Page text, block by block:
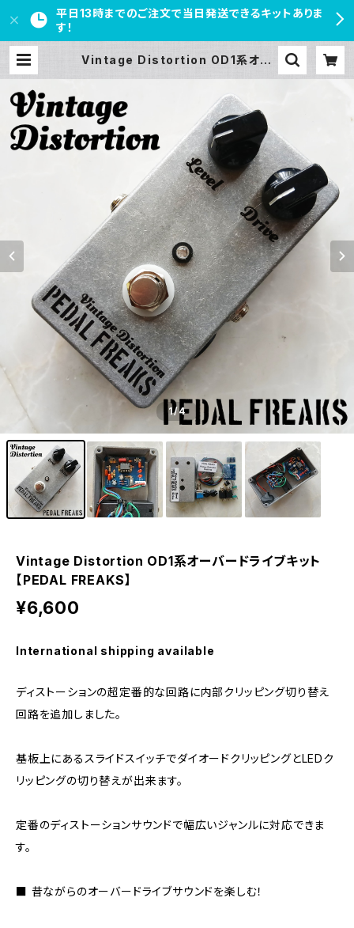
平日13時までのご注文で当日発送できるキットありま
す！
Vintage Distortion OD1系オー
1/4
Vintage Distortion OD1系オーバードライブキット
【PEDAL FREAKS】
¥6,600
International shipping available
ディストーションの超定番的な回路に内部クリッピング切り替え
回路を追加しました。
基板上にあるスライドスイッチでダイオードクリッピングとLEDク
リッピングの切り替えが出来ます。
定番のディストーションサウンドで幅広いジャンルに対応できま
す。
■ 昔ながらのオーバードライブサウンドを楽しむ！